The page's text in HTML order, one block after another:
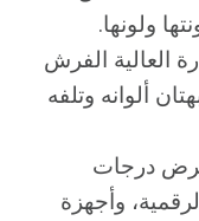
ولونها.
العالية الفرش
ألوانه وتلفه
درجات
وأجهزة